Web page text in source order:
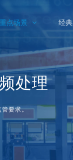
重点场景 经
处理
管要求。